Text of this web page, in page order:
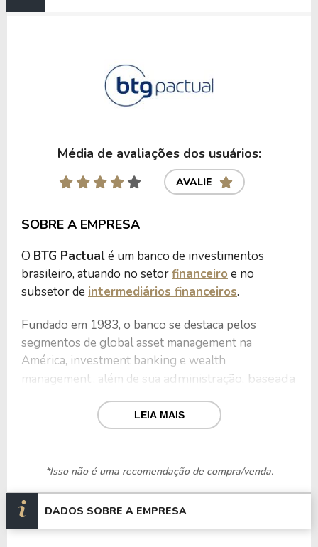
Média de avaliações dos usuários:
AVALIE
SOBRE A EMPRESA
O BTG Pactualé um banco de investimentos
brasileiro, atuando no setorfinanceiro e no
subsetor de intermediários financeiros.
Fundado em 1983, o banco se destaca pelos
segmentos de global asset management na
América, investment banking e wealth
management., além de sua administração, baseada
em um modelo de partnership e meritocracia,
contando com cerca de 156 executivos, o que
Além de suas operações tradicionais de
investimento e gestão de ativos, o banco controla o
Banco PAN, a Empiricus, a Exame, a Enforce, a Too
LEIA MAIS
*Isso não é uma recomendação de compra/venda.
DADOS SOBRE A EMPRESA